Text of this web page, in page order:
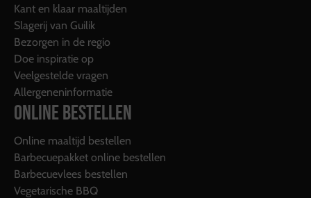
Kant en klaar maaltijden
Slagerij van Guilik
Bezorgen in de regio
Doe inspiratie op
Veelgestelde vragen
Allergeneninformatie
ONLINE BESTELLEN
Online maaltijd bestellen
Barbecuepakket online bestellen
Barbecuevlees bestellen
Vegetarische BBQ